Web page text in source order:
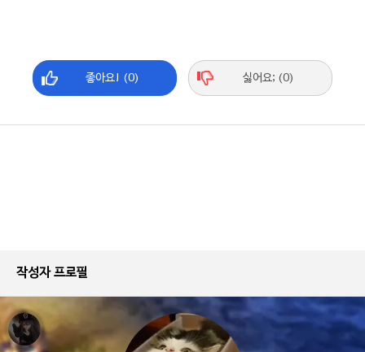
좋아요! (0) 싫어요; (0)
작성자 프로필